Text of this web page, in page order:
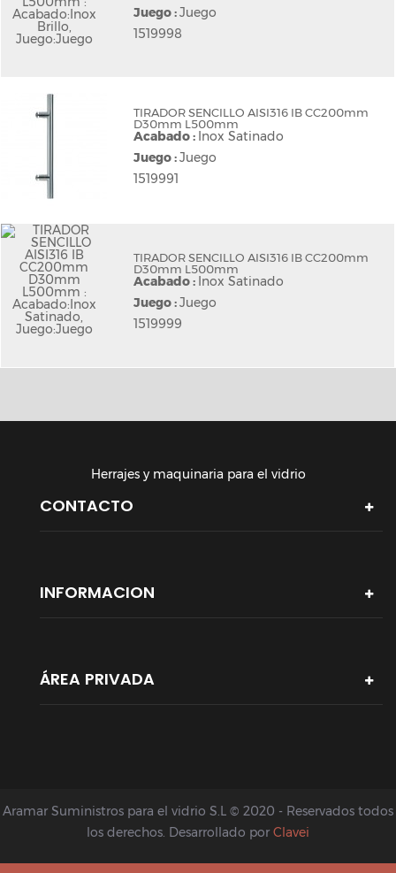
Juego :Juego
1519998
TIRADOR SENCILLO AISI316 IB CC200mm
D30mm L500mm
Acabado : Inox Satinado
Juego :Juego
1519991
TIRADOR SENCILLO AISI316 IB CC200mm
D30mm L500mm
Acabado : Inox Satinado
Juego :Juego
1519999
Herrajes y maquinaria para el vidrio
CONTACTO
INFORMACION
ÁREA PRIVADA
Aramar Suministros para el vidrio S.L © 2020 - Reservados todos
los derechos. Desarrollado por Clavei